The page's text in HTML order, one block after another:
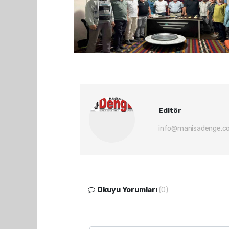
Editör
Okuyu Yorumları (0)